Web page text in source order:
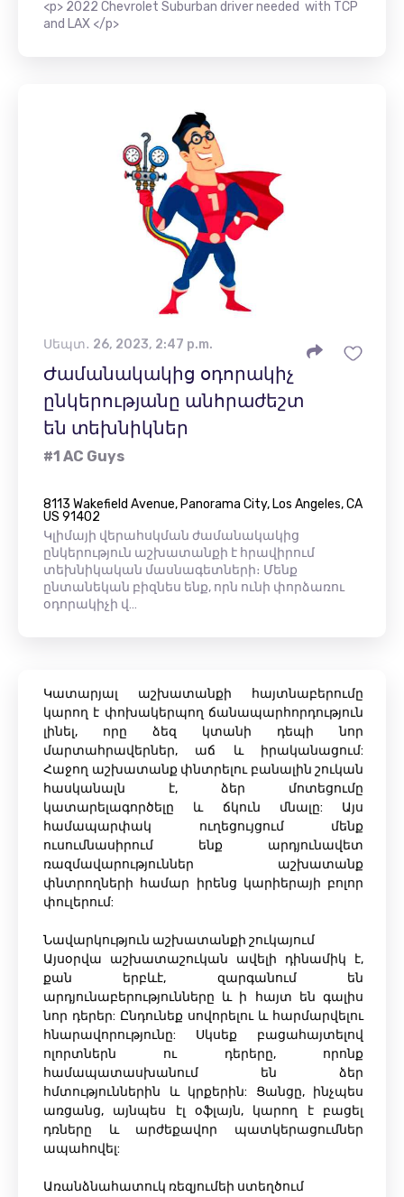
<p> 2022 Chevrolet Suburban driver needed with TCP
and LAX </p>
Սեպտ․ 26, 2023, 2:47 p.m.
Ժամանակակից օդորակիչ
ընկերությանը անհրաժեշտ
են տեխնիկներ
#1 AC Guys
8113 Wakefield Avenue, Panorama City, Los Angeles, CA
US 91402
Կլիմայի վերահսկման ժամանակակից
ընկերություն աշխատանքի է հրավիրում
տեխնիկական մասնագետների։ Մենք
ընտանեկան բիզնես ենք, որն ունի փորձառու
օդորակիչի վ…
Կատարյալ աշխատանքի հայտնաբերումը
կարող է փոխակերպող ճանապարհորդություն
լինել, որը ձեզ կտանի դեպի նոր
մարտահրավերներ, աճ և իրականացում:
Հաջող աշխատանք փնտրելու բանալին շուկան
հասկանալն է, ձեր մոտեցումը
կատարելագործելը և ճկուն մնալը: Այս
համապարփակ ուղեցույցում մենք
ուսումնասիրում ենք արդյունավետ
ռազմավարություններ աշխատանք
փնտրողների համար իրենց կարիերայի բոլոր
փուլերում:
Նավարկություն աշխատանքի շուկայում
Այսօրվա աշխատաշուկան ավելի դինամիկ է,
քան երբևէ, զարգանում են
արդյունաբերությունները և ի հայտ են գալիս
նոր դերեր: Ընդունեք սովորելու և հարմարվելու
հնարավորությունը: Սկսեք բացահայտելով
ոլորտներն ու դերերը, որոնք
համապատասխանում են ձեր
հմտություններին և կրքերին: Ցանցը, ինչպես
առցանց, այնպես էլ օֆլայն, կարող է բացել
դռները և արժեքավոր պատկերացումներ
ապահովել:
Առանձնահատուկ ռեզյումեի ստեղծում